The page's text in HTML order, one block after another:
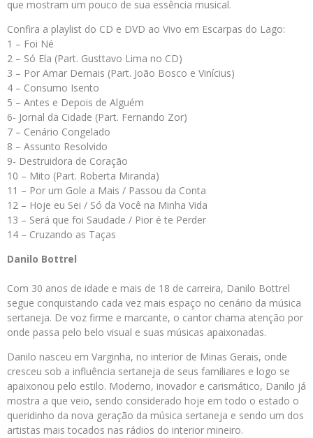
que mostram um pouco de sua essência musical.
Confira a playlist do CD e DVD ao Vivo em Escarpas do Lago:
1 – Foi Né
2 – Só Ela (Part. Gusttavo Lima no CD)
3 – Por Amar Demais (Part. João Bosco e Vinícius)
4 – Consumo Isento
5 – Antes e Depois de Alguém
6- Jornal da Cidade (Part. Fernando Zor)
7 – Cenário Congelado
8 – Assunto Resolvido
9- Destruidora de Coração
10 – Mito (Part. Roberta Miranda)
11 – Por um Gole a Mais / Passou da Conta
12 – Hoje eu Sei / Só da Você na Minha Vida
13 – Será que foi Saudade / Pior é te Perder
14 – Cruzando as Taças
Danilo Bottrel
Com 30 anos de idade e mais de 18 de carreira, Danilo Bottrel
segue conquistando cada vez mais espaço no cenário da música
sertaneja. De voz firme e marcante, o cantor chama atenção por
onde passa pelo belo visual e suas músicas apaixonadas.
Danilo nasceu em Varginha, no interior de Minas Gerais, onde
cresceu sob a influência sertaneja de seus familiares e logo se
apaixonou pelo estilo. Moderno, inovador e carismático, Danilo já
mostra a que veio, sendo considerado hoje em todo o estado o
queridinho da nova geração da música sertaneja e sendo um dos
artistas mais tocados nas rádios do interior mineiro.